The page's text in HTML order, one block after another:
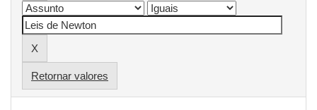
Retornar valores